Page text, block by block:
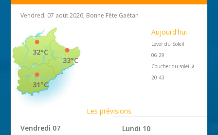
Vendredi 07 août 2026, Bonne Fête Gaétan
33°C
32°C
31°C
Aujourd'hui
Lever du Soleil
06:29
Coucher du soleil à
20:43
Les prévisions
Vendredi 07
Lundi 10